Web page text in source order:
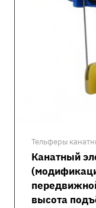
Тельферы
Канатный
высота